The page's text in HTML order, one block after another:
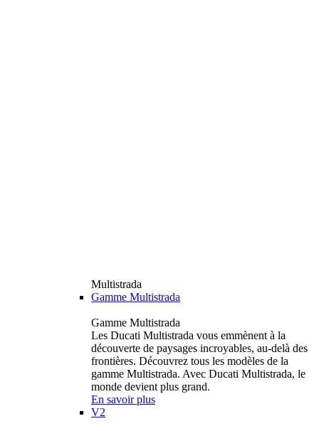
Multistrada
Gamme Multistrada
Gamme Multistrada
Les Ducati Multistrada vous emmènent à la
découverte de paysages incroyables, au-delà des
frontières. Découvrez tous les modèles de la
gamme Multistrada. Avec Ducati Multistrada, le
monde devient plus grand.
En savoir plus
V2